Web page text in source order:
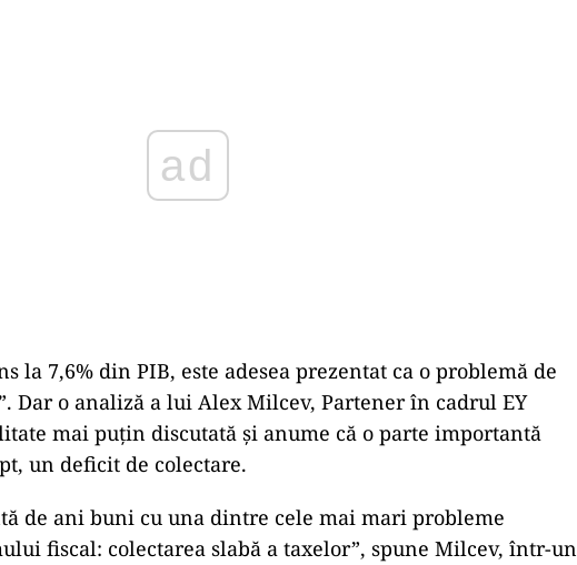
la 7,6% din PIB, este adesea prezentat ca o problemă de
Dar o analiză a lui Alex Milcev, Partener în cadrul EY
mai puțin discutată și anume că o parte importantă
un deficit de colectare.
de ani buni cu una dintre cele mai mari probleme
fiscal: colectarea slabă a taxelor”, spune Milcev, într-un